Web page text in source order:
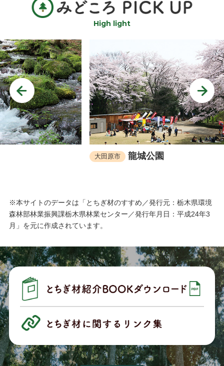
High light
龍城公園
※本サイトのデータは「とちぎ材のすすめ／発行元：栃木県環境
森林部林業振興課栃木県林業センター／発行年月日：平成24年3
月」を元に作成されています。